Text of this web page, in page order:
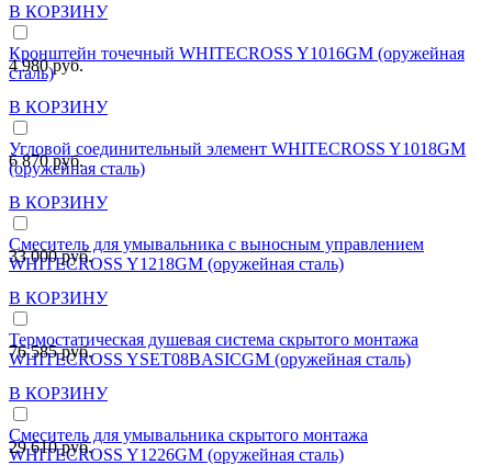
В КОРЗИНУ
Кронштейн точечный WHITECROSS Y1016GM (оружейная
сталь)
4 980 руб.
В КОРЗИНУ
Угловой соединительный элемент WHITECROSS Y1018GM
(оружейная сталь)
6 870 руб.
В КОРЗИНУ
Смеситель для умывальника с выносным управлением
WHITECROSS Y1218GM (оружейная сталь)
33 000 руб.
В КОРЗИНУ
Термостатическая душевая система скрытого монтажа
WHITECROSS YSET08BASICGM (оружейная сталь)
76 585 руб.
В КОРЗИНУ
Смеситель для умывальника скрытого монтажа
WHITECROSS Y1226GM (оружейная сталь)
29 610 руб.